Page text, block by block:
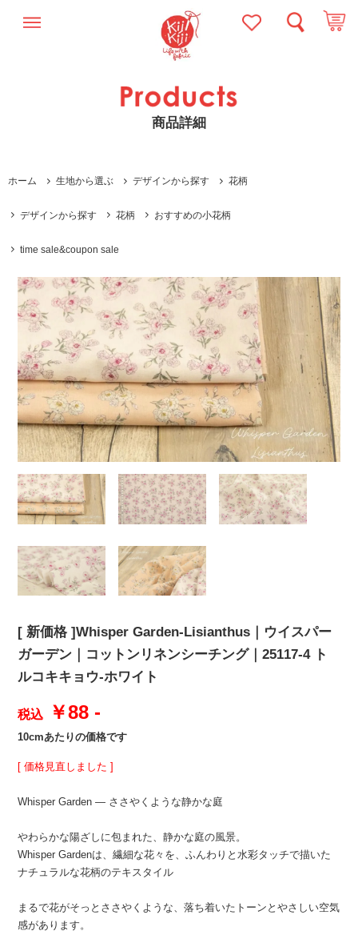
商品詳細
ホーム 生地から選ぶ デザインから探す 花柄
デザインから探す 花柄 おすすめの小花柄
time sale&coupon sale
[ 新価格 ]Whisper Garden‐Lisianthus｜ウイスパー
ガーデン｜コットンリネンシーチング｜25117-4 ト
ルコキキョウ-ホワイト
税込 ￥88 -
10cmあたりの価格です
[ 価格見直しました ]
Whisper Garden — ささやくような静かな庭
やわらかな陽ざしに包まれた、静かな庭の風景。
Whisper Gardenは、繊細な花々を、ふんわりと水彩タッチで描いた
ナチュラルな花柄のテキスタイル
まるで花がそっとささやくような、落ち着いたトーンとやさしい空気
感があります。